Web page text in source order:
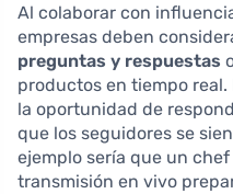
Al colaborar con
empresas deben
preguntas y respuestas
productos en tiempo
la oportunidad de
que los seguidores se
ejemplo sería que un
transmisión en vivo